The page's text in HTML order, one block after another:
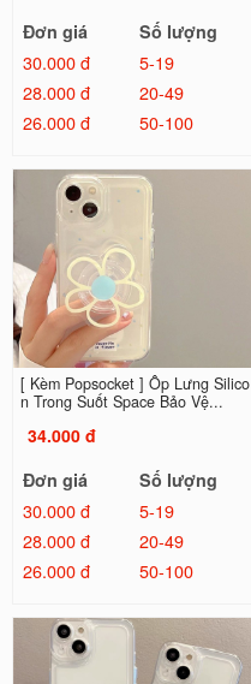
Đơn giá
Số lượng
30.000 đ
5-19
28.000 đ
20-49
26.000 đ
50-100
[ Kèm Popsocket ] Ốp Lưng Silico
n Trong Suốt Space Bảo Vệ...
34.000 đ
Đơn giá
Số lượng
30.000 đ
5-19
28.000 đ
20-49
26.000 đ
50-100